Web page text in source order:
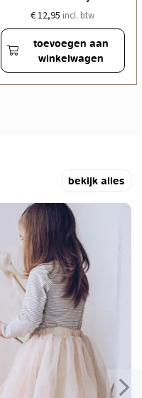
€ 12,95 incl. btw
toevoegen aan
winkelwagen
bekijk alles